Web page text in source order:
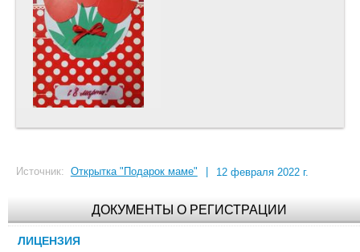
Источник: Открытка "Подарок маме" 12 февраля 2022 г.
ДОКУМЕНТЫ О РЕГИСТРАЦИИ
ЛИЦЕНЗИЯ